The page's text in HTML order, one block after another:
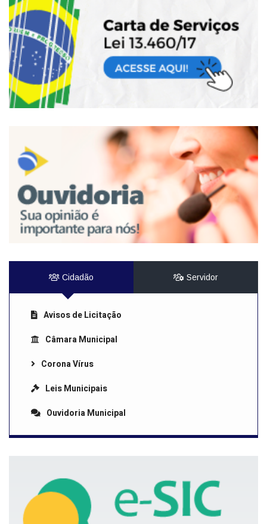
Cidadão Servidor
Avisos de Licitação
Câmara Municipal
Corona Vírus
Leis Municipais
Ouvidoria Municipal